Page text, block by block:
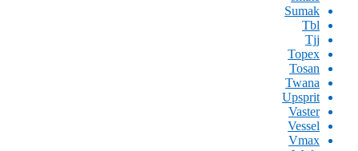
Sumak
Tbl
Tjj
Topex
Tosan
Twana
Upsprit
Vaster
Vessel
Vmax